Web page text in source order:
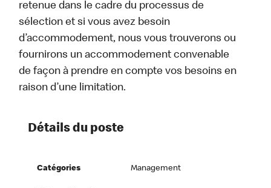
retenue dans le cadre du processus de
sélection et si vous avez besoin
d’accommodement, nous vous trouverons ou
fournirons un accommodement convenable
de façon à prendre en compte vos besoins en
raison d’une limitation.
Détails du poste
Catégories Management